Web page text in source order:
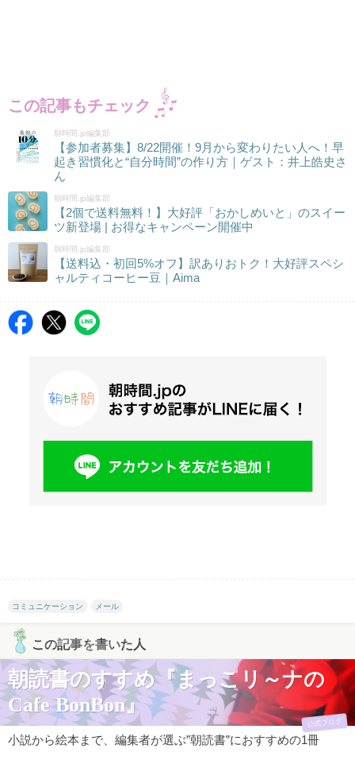
この記事もチェック
朝時間.jp編集部
【参加者募集】8/22開催！9月から変わりたい人へ！早
起き習慣化と“自分時間”の作り方｜ゲスト：井上皓史さ
ん
朝時間.jp編集部
【2個で送料無料！】大好評「おかしめいと」のスイー
ツ新登場 | お得なキャンペーン開催中
朝時間.jp編集部
【送料込・初回5%オフ】訳ありおトク！大好評スペシ
ャルティコーヒー豆｜Aima
コミュニケーション メール
この記事を書いた人
朝読書のすすめ『まっこリ～ナの
Cafe BonBon』
公式ブログ
小説から絵本まで、編集者が選ぶ”朝読書”におすすめの1冊